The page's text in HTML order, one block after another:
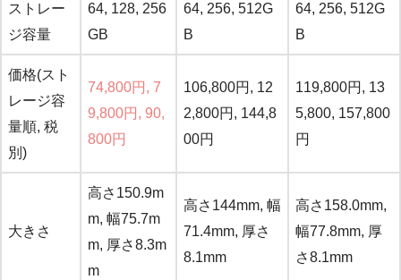
ストレー
ジ容量
64, 128, 256
GB
64, 256, 512G
B
64, 256, 512G
B
価格(スト
レージ容
量順, 税
別)
74,800円, 7
9,800円, 90,
800円
106,800円, 12
2,800円, 144,8
00円
119,800円, 13
5,800, 157,800
円
大きさ
高さ150.9m
m, 幅75.7m
m, 厚さ8.3m
m
高さ144mm, 幅
71.4mm, 厚さ
8.1mm
高さ158.0mm,
幅77.8mm, 厚
さ8.1mm